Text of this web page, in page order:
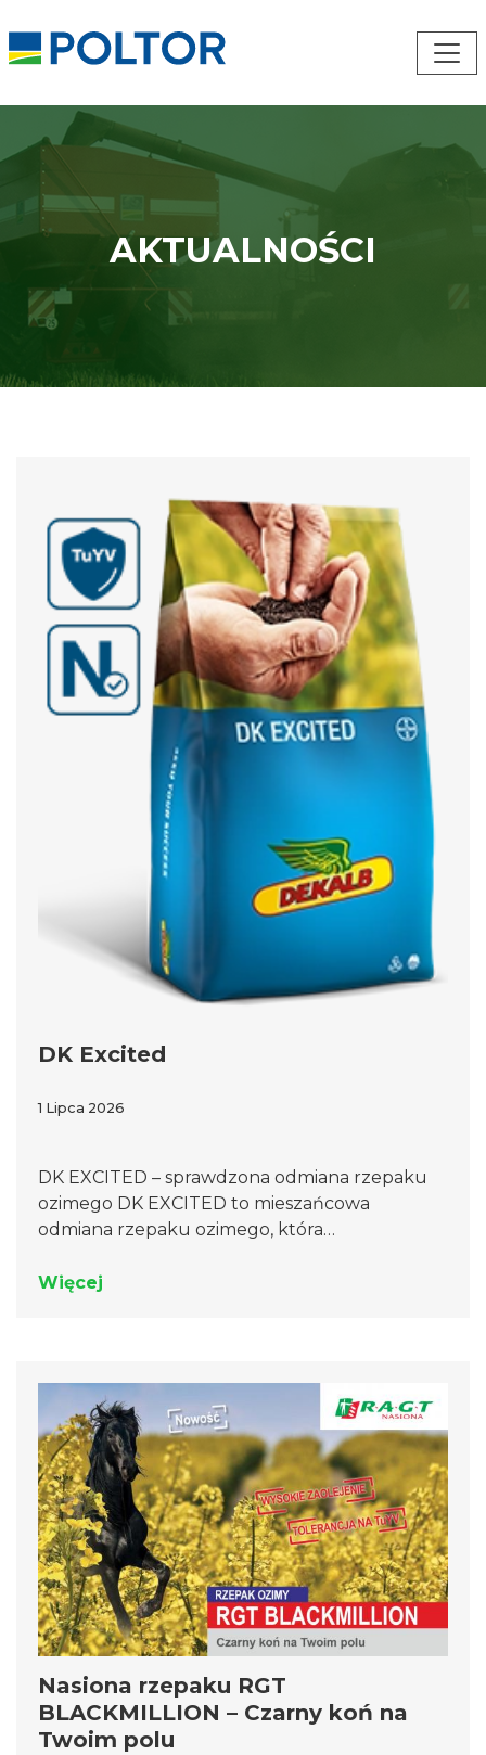
AKTUALNOŚCI
DK Excited
1 Lipca 2026
DK EXCITED – sprawdzona odmiana rzepaku
ozimego DK EXCITED to mieszańcowa
odmiana rzepaku ozimego, która…
Więcej
Nasiona rzepaku RGT
BLACKMILLION – Czarny koń na
Twoim polu